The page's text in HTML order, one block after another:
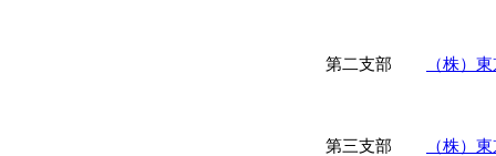
第二支部 （株）
第三支部
（株）